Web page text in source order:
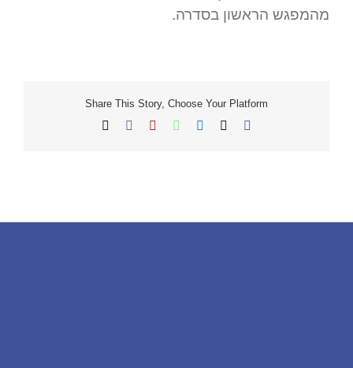
מהמפגש הראשון בסדרה.
Share This Story, Choose Your Platform
Facebook
LinkedIn
WhatsApp
Pinterest